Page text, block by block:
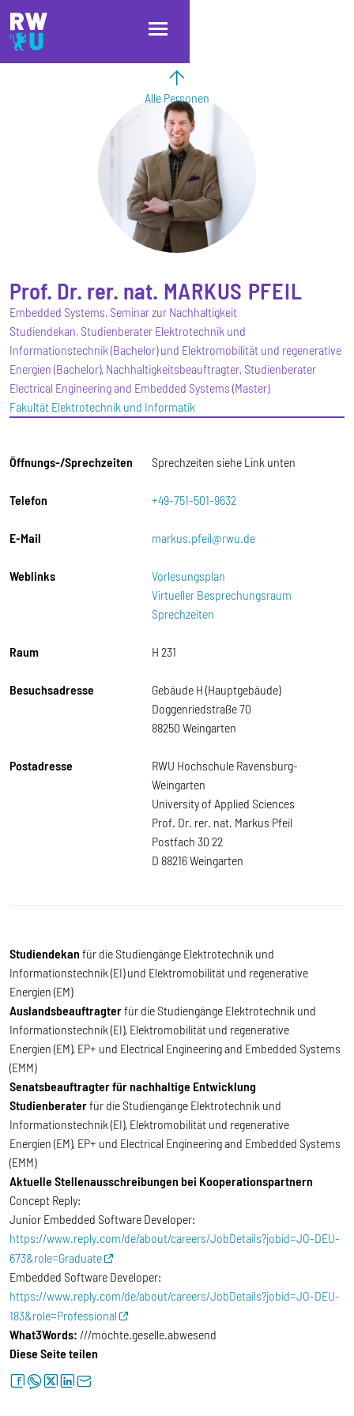
Direkt zum Inhalt
Direkt zur Hauptnavigation
Direkt zum Fußbereich
Alle Personen
Prof. Dr. rer. nat. MARKUS PFEIL
Embedded Systems, Seminar zur Nachhaltigkeit
Studiendekan, Studienberater Elektrotechnik und
Informationstechnik (Bachelor) und Elektromobilität und regenerative
Energien (Bachelor), Nachhaltigkeitsbeauftragter, Studienberater
Electrical Engineering and Embedded Systems (Master)
Fakultät Elektrotechnik und Informatik
Öffnungs-/Sprechzeiten Sprechzeiten siehe Link unten
Telefon +49-751-501-9632
E-Mail markus.pfeil@rwu.de
Weblinks
Vorlesungsplan
Virtueller Besprechungsraum
Sprechzeiten
Raum H 231
Besuchsadresse
Gebäude H (Hauptgebäude)
Doggenriedstraße 70
88250 Weingarten
Postadresse
RWU Hochschule Ravensburg-
Weingarten
University of Applied Sciences
Prof. Dr. rer. nat. Markus Pfeil
Postfach 30 22
D 88216 Weingarten
Studiendekan für die Studiengänge Elektrotechnik und
Informationstechnik (EI) und Elektromobilität und regenerative
Energien (EM)
Auslandsbeauftragterfür die Studiengänge Elektrotechnik und
Informationstechnik (EI), Elektromobilität und regenerative
Energien (EM), EP+ und Electrical Engineering and Embedded Systems
(EMM)
Senatsbeauftragter für nachhaltige Entwicklung
Studienberaterfür die Studiengänge Elektrotechnik und
Informationstechnik (EI), Elektromobilität und regenerative
Energien (EM), EP+ und Electrical Engineering and Embedded Systems
(EMM)
Aktuelle Stellenausschreibungen bei Kooperationspartnern
Concept Reply:
Junior Embedded Software Developer:
https://www.reply.com/de/about/careers/JobDetails?jobid=JO-DEU-
673&role=Graduate
Embedded Software Developer:
https://www.reply.com/de/about/careers/JobDetails?jobid=JO-DEU-
183&role=Professional
What3Words: ///möchte.geselle.abwesend
Diese Seite teilen
facebookwhatsapptwitterlinkedinletter